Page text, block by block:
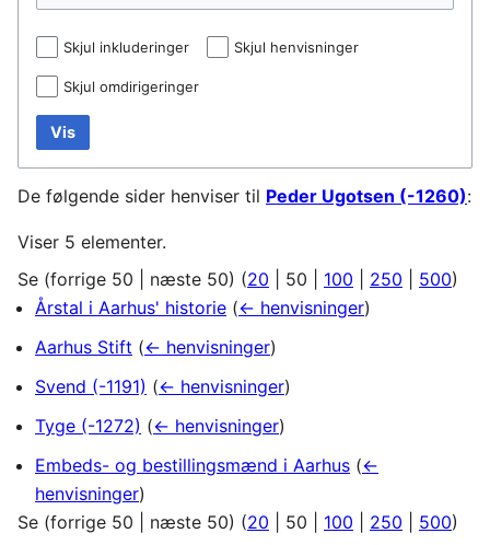
Skjul inkluderinger Skjul henvisninger
Skjul omdirigeringer
Vis
De følgende sider henviser til Peder Ugotsen (-1260):
Viser 5 elementer.
Se (forrige 50 næste 50) (20 50 100 250 500)
Årstal i Aarhus' historie (← henvisninger)
Aarhus Stift (← henvisninger)
Svend (-1191) (← henvisninger)
Tyge (-1272) (← henvisninger)
Embeds- og bestillingsmænd i Aarhus (←
henvisninger)
Se (forrige 50 næste 50) (20 50 100 250 500)